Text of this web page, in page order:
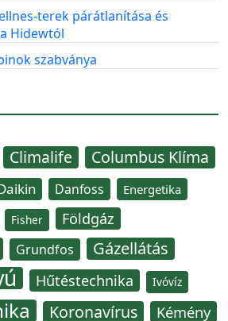
terek párátlanítása és
Hidewtól
szabványa
Climalife Columbus Klíma
Danfoss Energetika
Fisher Földgáz
Grundfos Gázellátás
Hűtéstechnika Ivóvíz
Koronavírus Kémény